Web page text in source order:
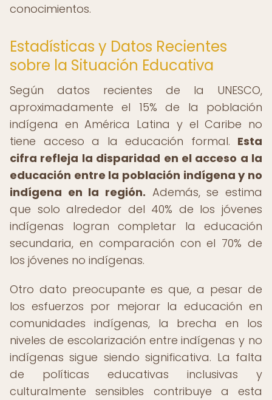
conocimientos.
Estadísticas y Datos Recientes
sobre la Situación Educativa
Según datos recientes de la UNESCO,
aproximadamente el 15% de la población
indígena en América Latina y el Caribe no
tiene acceso a la educación formal. Esta
cifra refleja la disparidad en el acceso a la
educación entre la población indígena y no
indígena en la región. Además, se estima
que solo alrededor del 40% de los jóvenes
indígenas logran completar la educación
secundaria, en comparación con el 70% de
los jóvenes no indígenas.
Otro dato preocupante es que, a pesar de
los esfuerzos por mejorar la educación en
comunidades indígenas, la brecha en los
niveles de escolarización entre indígenas y no
indígenas sigue siendo significativa. La falta
de políticas educativas inclusivas y
culturalmente sensibles contribuye a esta